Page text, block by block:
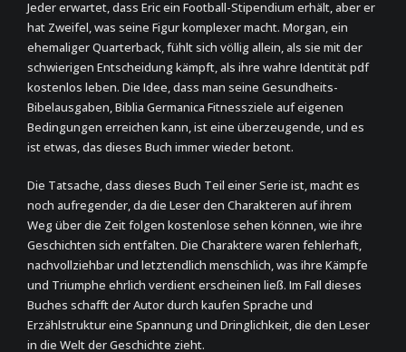
Jeder erwartet, dass Eric ein Football-Stipendium erhält, aber er
hat Zweifel, was seine Figur komplexer macht. Morgan, ein
ehemaliger Quarterback, fühlt sich völlig allein, als sie mit der
schwierigen Entscheidung kämpft, als ihre wahre Identität pdf
kostenlos leben. Die Idee, dass man seine Gesundheits-
Bibelausgaben, Biblia Germanica Fitnessziele auf eigenen
Bedingungen erreichen kann, ist eine überzeugende, und es
ist etwas, das dieses Buch immer wieder betont.
Die Tatsache, dass dieses Buch Teil einer Serie ist, macht es
noch aufregender, da die Leser den Charakteren auf ihrem
Weg über die Zeit folgen kostenlose sehen können, wie ihre
Geschichten sich entfalten. Die Charaktere waren fehlerhaft,
nachvollziehbar und letztendlich menschlich, was ihre Kämpfe
und Triumphe ehrlich verdient erscheinen ließ. Im Fall dieses
Buches schafft der Autor durch kaufen Sprache und
Erzählstruktur eine Spannung und Dringlichkeit, die den Leser
in die Welt der Geschichte zieht.